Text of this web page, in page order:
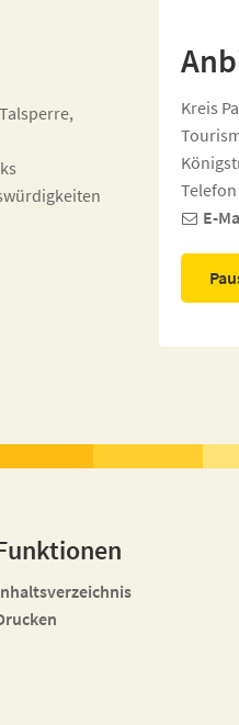
Kreis
Telefon
E-